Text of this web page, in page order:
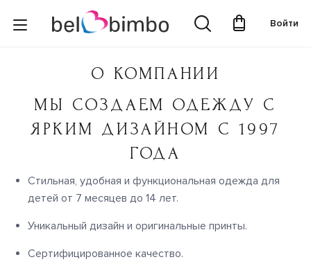
Войти
О КОМПАНИИ
МЫ СОЗДАЕМ ОДЕЖДУ С
ЯРКИМ ДИЗАЙНОМ C 1997
ГОДА
Стильная, удобная и функциональная одежда для
детей от 7 месяцев до 14 лет.
Уникальный дизайн и оригинальные принты.
Сертифицированное качество.